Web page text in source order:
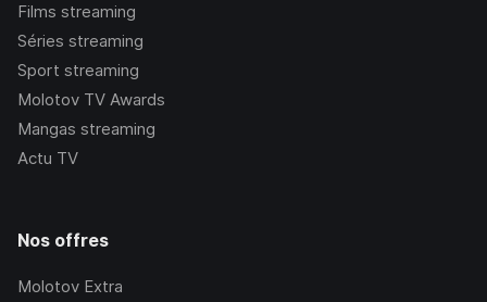
Films streaming
Séries streaming
Sport streaming
Molotov TV Awards
Mangas streaming
Actu TV
Nos offres
Molotov Extra